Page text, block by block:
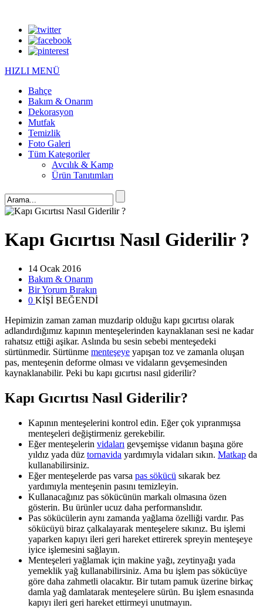
HIZLI MENÜ
Bahçe
Bakım & Onarım
Dekorasyon
Mutfak
Temizlik
Foto Galeri
Tüm Kategoriler
Avcılık & Kamp
Ürün Tanıtımları
Kapı Gıcırtısı Nasıl Giderilir ?
14 Ocak 2016
Bakım & Onarım
Bir Yorum Bırakın
0 KİŞİ BEĞENDİ
Hepimizin zaman zaman muzdarip olduğu kapı gıcırtısı olarak
adlandırdığımız kapının menteşelerinden kaynaklanan sesi ne kadar
rahatsız ettiği aşikar. Aslında bu sesin sebebi menteşedeki
sürtünmedir. Sürtünme menteşeye yapışan toz ve zamanla oluşan
pas, menteşenin deforme olması ve vidaların gevşemesinden
kaynaklanabilir. Peki bu kapı gıcırtısı nasıl giderilir?
Kapı Gıcırtısı Nasıl Giderilir?
Kapının menteşelerini kontrol edin. Eğer çok yıpranmışsa
menteşeleri değiştirmeniz gerekebilir.
Eğer menteşelerin vidaları gevşemişse vidanın başına göre
yıldız yada düz tornavida yardımıyla vidaları sıkın. Matkap da
kullanabilirsiniz.
Eğer menteşelerde pas varsa pas sökücü sıkarak bez
yardımıyla menteşenin pasını temizleyin.
Kullanacağınız pas sökücünün markalı olmasına özen
gösterin. Bu ürünler ucuz daha performanslıdır.
Pas sökücülerin aynı zamanda yağlama özelliği vardır. Pas
sökücüyü biraz çalkalayarak menteşelere sıkınız. Bu işlemi
yaparken kapıyı ileri geri hareket ettirerek spreyin menteşeye
iyice işlemesini sağlayın.
Menteşeleri yağlamak için makine yağı, zeytinyağı yada
yemeklik yağ kullanabilirsiniz. Ama bu işlem pas sökücüye
göre daha zahmetli olacaktır. Bir tutam pamuk üzerine birkaç
damla yağ damlatarak menteşelere sürün. Bu işlem esnasında
kapıyı ileri geri hareket ettirmeyi unutmayın.